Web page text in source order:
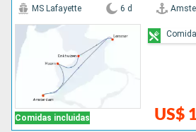
Comidas incluidas
MS Lafayette 6 d
US$